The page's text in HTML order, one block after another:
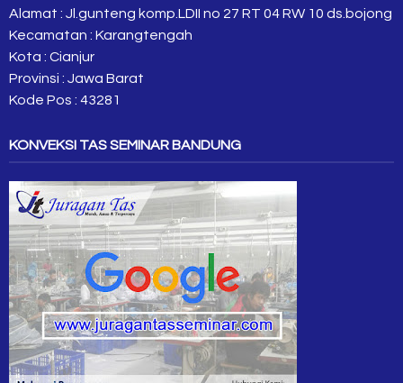
Alamat : Jl.gunteng komp.LDII no 27 RT 04 RW 10 ds.bojong
Kecamatan : Karangtengah
Kota : Cianjur
Provinsi : Jawa Barat
Kode Pos : 43281
KONVEKSI TAS SEMINAR BANDUNG